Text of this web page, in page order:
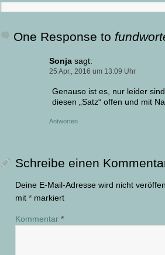
One Response to
Sonja sagt:
25 Apr., 2016 um 13:09 Uhr
Genauso ist es, nur leider
diesen „Satz“ offen und mit
Antworten
Schreibe einen
Deine E-Mail-Adresse wird nicht
mit * markiert
Kommentar *